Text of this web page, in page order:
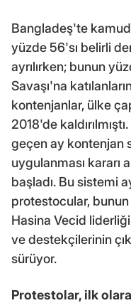
Bangladeş'te
yüzde 56'sı belirli
ayrılırken; bunun
Savaşı'na
kontenjanlar, ülke
2018'de
geçen ay kontenjan
uygulanması kararı
başladı. Bu sistemi
protestocular,
Hasina Vecid
ve destekçilerinin
sürüyor.
Protestolar, ilk